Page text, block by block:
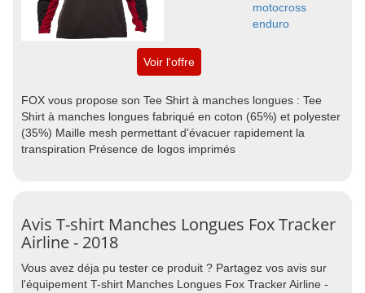
motocross
enduro
Voir l'offre
FOX vous propose son Tee Shirt à manches longues : Tee
Shirt à manches longues fabriqué en coton (65%) et polyester
(35%) Maille mesh permettant d'évacuer rapidement la
transpiration Présence de logos imprimés
Avis T-shirt Manches Longues Fox Tracker
Airline - 2018
Vous avez déja pu tester ce produit ? Partagez vos avis sur
l'équipement T-shirt Manches Longues Fox Tracker Airline -